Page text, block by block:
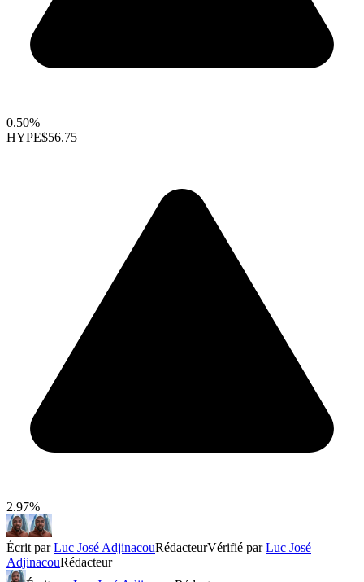
0.50%
HYPE$56.75
2.97%
Écrit parLuc José AdjinacouRédacteurVérifié parLuc José
AdjinacouRédacteur